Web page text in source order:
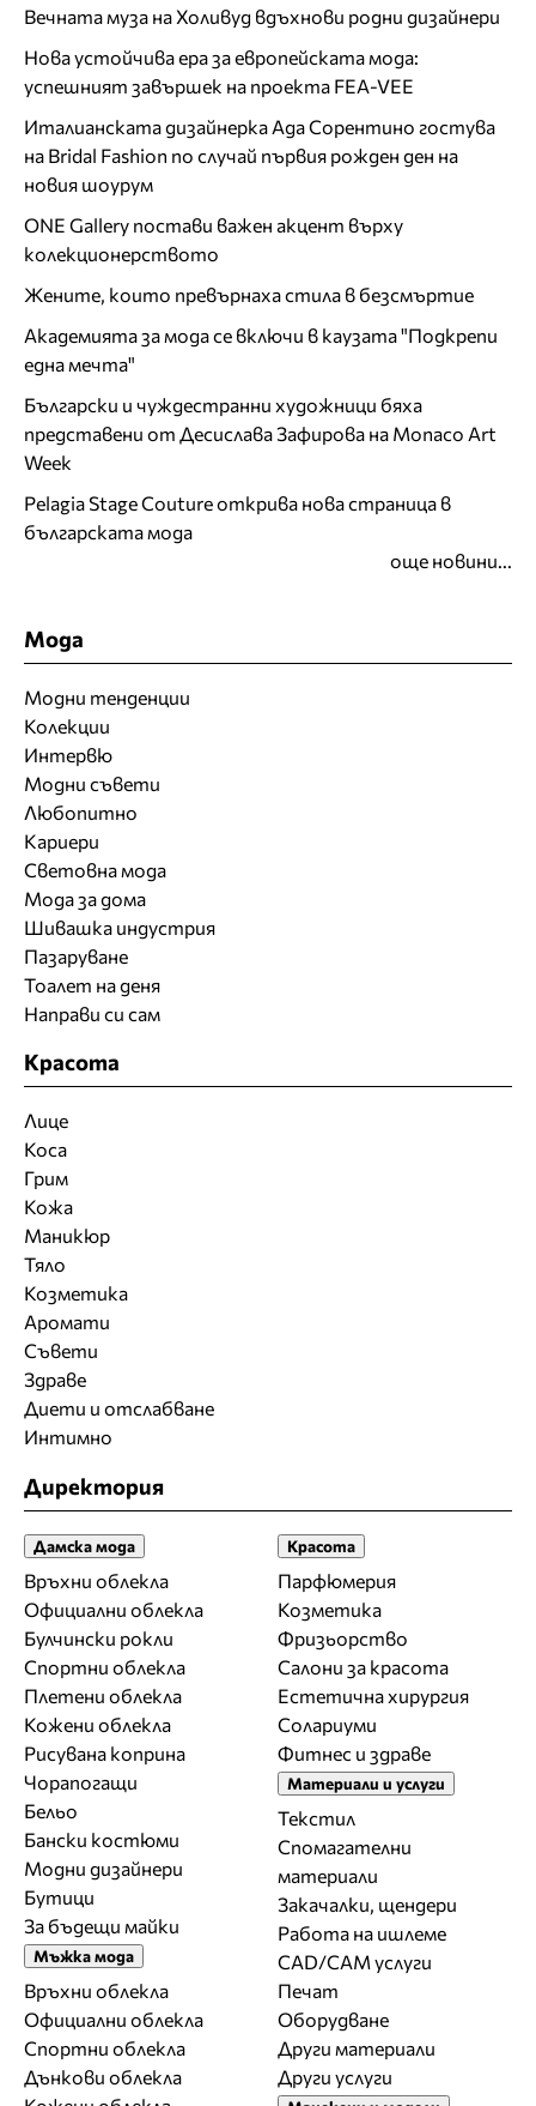
Вечната муза на Холивуд вдъхнови родни дизайнери
Нова устойчива ера за европейската мода:
успешният завършек на проекта FEA-VEE
Италианската дизайнерка Ада Сорентино гостува
на Bridal Fashion по случай първия рожден ден на
новия шоурум
ONE Gallery постави важен акцент върху
колекционерството
Жените, които превърнаха стила в безсмъртие
Академията за мода се включи в каузата "Подкрепи
една мечта"
Български и чуждестранни художници бяха
представени от Десислава Зафирова на Monaco Art
Week
Pelagia Stage Couture открива нова страница в
българската мода
още новини...
Мода
Модни тенденции
Колекции
Интервю
Модни съвети
Любопитно
Кариери
Световна мода
Мода за дома
Шивашка индустрия
Пазаруване
Тоалет на деня
Направи си сам
Красота
Лице
Коса
Грим
Кожа
Маникюр
Тяло
Козметика
Аромати
Съвети
Здраве
Диети и отслабване
Интимно
Директория
Дамска мода
Връхни облекла
Официални облекла
Булчински рокли
Спортни облекла
Плетени облекла
Кожени облекла
Рисувана коприна
Чорапогащи
Бельо
Бански костюми
Модни дизайнери
Бутици
За бъдещи майки
Мъжка мода
Връхни облекла
Официални облекла
Спортни облекла
Дънкови облекла
Красота
Парфюмерия
Козметика
Фризьорство
Салони за красота
Естетична хирургия
Солариуми
Фитнес и здраве
Материали и услуги
Текстил
Спомагателни
материали
Закачалки, щендери
Работа на ишлеме
CAD/CAM услуги
Печат
Оборудване
Други материали
Други услуги